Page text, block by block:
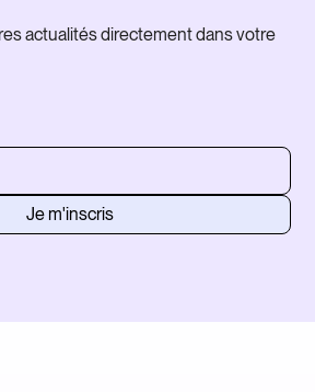
actualités directement dans votre